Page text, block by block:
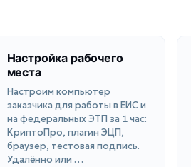
Настройка рабочего
места
Настроим компьютер
заказчика для работы в ЕИС и
на федеральных ЭТП за 1 час:
КриптоПро, плагин ЭЦП,
браузер, тестовая подпись.
Удалённо или …